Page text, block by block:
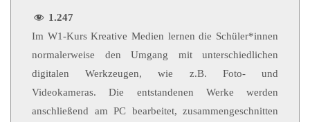
1.247
Im W1-Kurs Kreative Medien lernen die Schüler*innen
normalerweise den Umgang mit unterschiedlichen
digitalen Werkzeugen, wie z.B. Foto- und
Videokameras. Die entstandenen Werke werden
anschließend am PC bearbeitet, zusammengeschnitten